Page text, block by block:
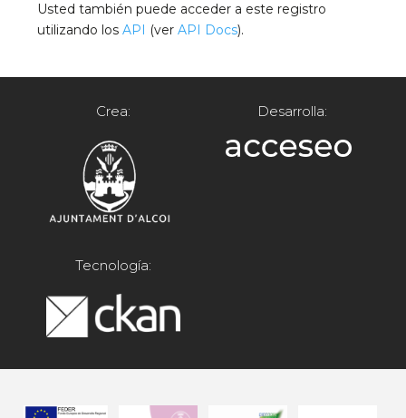
Usted también puede acceder a este registro
utilizando losAPI (verAPI Docs).
Crea: Desarrolla:
Tecnología: